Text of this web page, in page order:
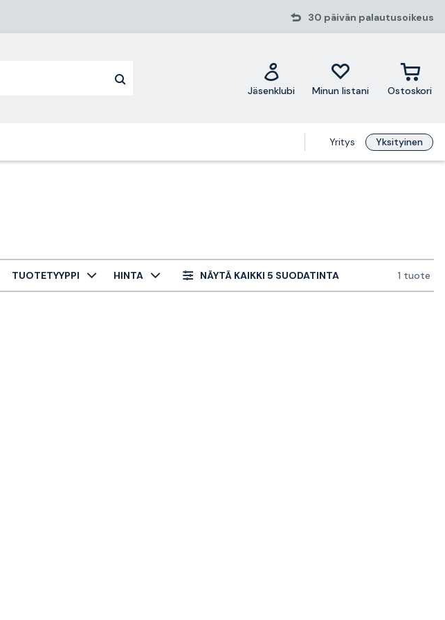
30 päivän palautusoikeus
Jäsenklubi Minun listani Ostoskori
Yritys Yksityinen
TUOTETYYPPI HINTA NÄYTÄ KAIKKI 5 SUODATINTA 1 tuote